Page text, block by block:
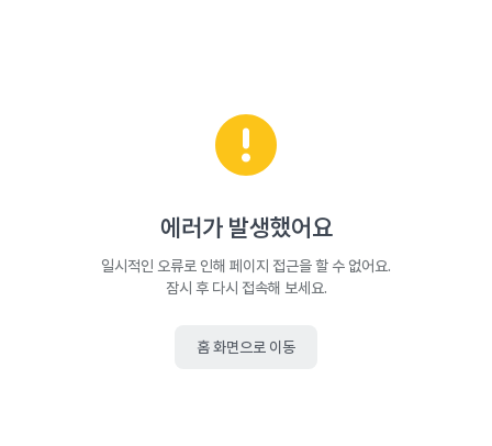
에러가 발생했어요
일시적인 오류로 인해 페이지 접근을 할 수 없어요.
잠시 후 다시 접속해 보세요.
홈 화면으로 이동